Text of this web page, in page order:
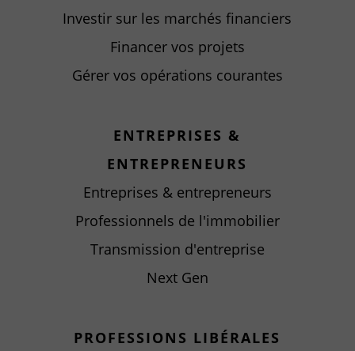
Investir sur les marchés financiers
Financer vos projets
Gérer vos opérations courantes
ENTREPRISES &
ENTREPRENEURS
Entreprises & entrepreneurs
Professionnels de l'immobilier
Transmission d'entreprise
Next Gen
PROFESSIONS LIBÉRALES